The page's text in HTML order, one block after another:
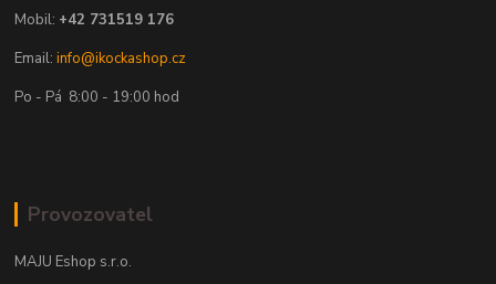
Mobil: +42 731519 176
Email:info@ikockashop.cz
Po - Pá 8:00 - 19:00 hod
Provozovatel
MAJU Eshop s.r.o.